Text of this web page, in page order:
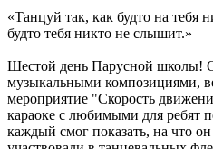
«Танцуй так, как будто на тебя
будто тебя никто не слышит.»
Шестой день Парусной школы!
музыкальными композициями,
мероприятие "Скорость
караоке с любимыми для ребят
каждый смог показать, на что